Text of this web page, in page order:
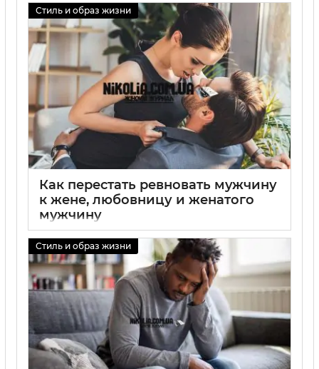
Стиль и образ жизни
Как перестать ревновать мужчину
к жене, любовницу и женатого
мужчину
Стиль и образ жизни